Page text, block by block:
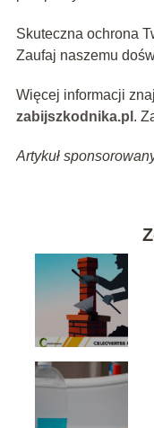
Skuteczna ochrona
Zaufaj naszemu
Więcej informacji
zabijszkodnika.pl .
Artykuł